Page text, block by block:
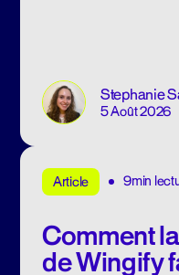
Stephanie
5 Août 2026
Article 9min
Comment
de Wingify